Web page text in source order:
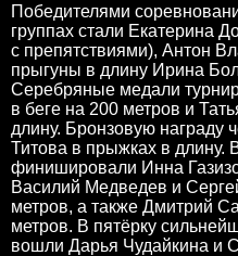
Победителями
группах стали Екатерина
с препятствиями), Антон
прыгуны в длину Ирина
Серебряные медали
в беге на 200 метров и
длину. Бронзовую награду
Титова в прыжках в длину.
финишировали Инна
Василий Медведев и
метров, а также Дмитрий
метров. В пятёрку
вошли Дарья Чудайкина и